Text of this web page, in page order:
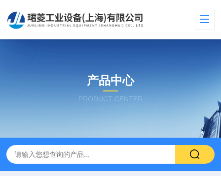
产品中心
PRODUCT CENTER